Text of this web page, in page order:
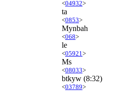
<04932>
ta
<0853>
Mynbah
<068>
le
<05921 >
Ms
<08033>
btkyw (8:32)
<03789>